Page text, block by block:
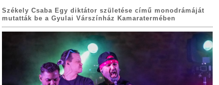
Székely Csaba Egy diktátor születése című monodrámáját
mutatták be a Gyulai Várszínház Kamaratermében